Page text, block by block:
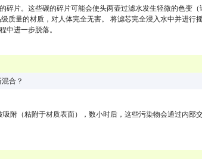
碎片。这些碳的碎片可能会使头两壶过滤水发生轻微的色变（
质量的材质，对人体完全无害。 将滤芯完全浸入水中并进行
中进一步脱落。
合？
附（粘附于材质表面），数小时后，这些污染物会通过内部